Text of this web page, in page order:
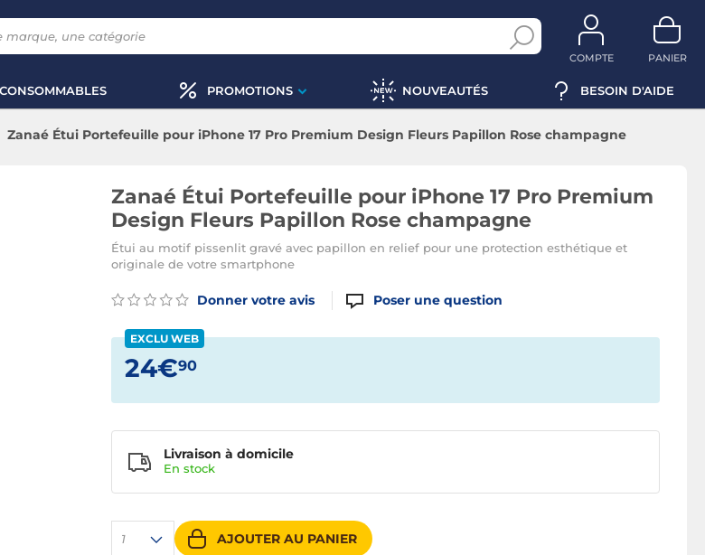
COMPTE PANIER
PROMOTIONS NOUVEAUTÉS BESOIN D'AIDE
Zanaé Étui Portefeuille pour iPhone 17 Pro Premium Design Fleurs Papillon Rose champagne
Zanaé Étui Portefeuille pour iPhone 17 Pro Premium
Design Fleurs Papillon Rose champagne
Étui au motif pissenlit gravé avec papillon en relief pour une protection esthétique et
originale de votre smartphone
Donner votre avis Poser une question
EXCLU WEB
24€90
1 AJOUTER AU PANIER
Livraison à domicile
En stock